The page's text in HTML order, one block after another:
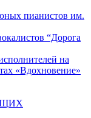
пианистов им.
“Дорога
на
«Вдохновение»